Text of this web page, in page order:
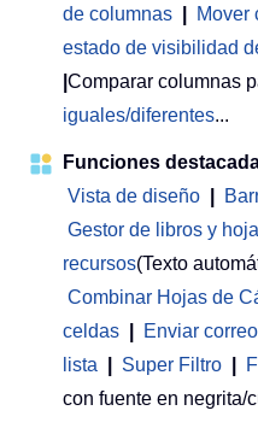
de columnas
Mover
estado de visibilidad
Comparar columnas
iguales/diferentes...
Funciones
Vista de diseño
Gestor de libros y
recursos(Texto
Combinar Hojas de
celdas
Enviar
lista
Super Filtro
con fuente en negrita/